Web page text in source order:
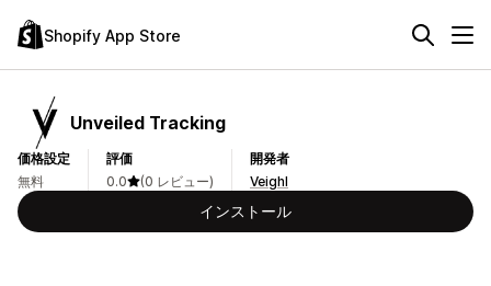
Shopify App Store
Unveiled Tracking
価格設定
無料
評価
0.0
(0 レビュー)
開発者
Veighl
インストール